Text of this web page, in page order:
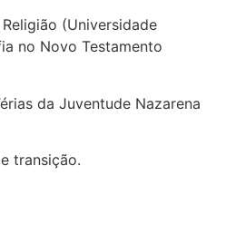
(Universidade
no Novo Testamento
da Juventude Nazarena
transição.